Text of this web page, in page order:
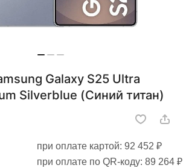
Galaxy S25 Ultra
Silverblue (Синий титан)
при оплате картой: 92 452 ₽
при оплате по QR-коду: 89 264 ₽